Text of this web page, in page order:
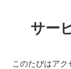
サー
このたびはアク